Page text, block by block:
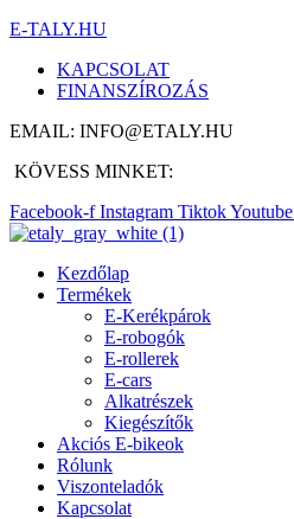
E-TALY.HU
KAPCSOLAT
FINANSZÍROZÁS
EMAIL: INFO@ETALY.HU
KÖVESS MINKET:
Facebook-f Instagram TiktokYoutube
Kezdőlap
Termékek
E-Kerékpárok
E-robogók
E-rollerek
E-cars
Alkatrészek
Kiegészítők
Akciós E-bikeok
Rólunk
Viszonteladók
Kapcsolat